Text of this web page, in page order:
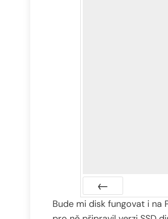
Předchozí
Bude mi disk fungovat i na